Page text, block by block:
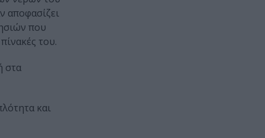
αποφασίζει
που
του.
στα
και